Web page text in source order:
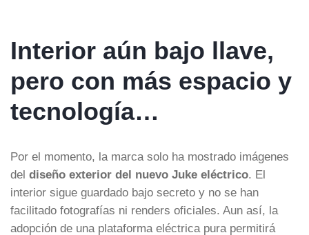
Interior aún bajo llave,
pero con más espacio y
tecnología…
Por el momento, la marca solo ha mostrado imágenes
del diseño exterior del nuevo Juke eléctrico. El
interior sigue guardado bajo secreto y no se han
facilitado fotografías ni renders oficiales. Aun así, la
adopción de una plataforma eléctrica pura permitirá